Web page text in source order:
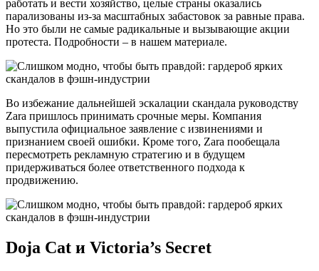
работать и вести хозяйство, целые страны оказались
парализованы из-за масштабных забастовок за равные права.
Но это были не самые радикальные и вызывающие акции
протеста. Подробности – в нашем материале.
Во избежание дальнейшей эскалации скандала руководству
Zara пришлось принимать срочные меры. Компания
выпустила официальное заявление с извинениями и
признанием своей ошибки. Кроме того, Zara пообещала
пересмотреть рекламную стратегию и в будущем
придерживаться более ответственного подхода к
продвижению.
Doja Cat и Victoria’s Secret